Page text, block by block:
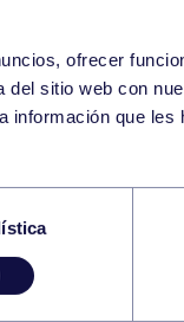
ofrecer
del sitio web con
información que les